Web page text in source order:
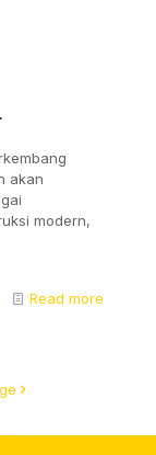
akan
modern,
Read more